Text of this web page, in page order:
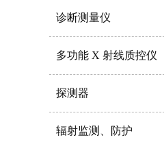
诊断测量仪
多功能 X 射线质控仪
探测器
辐射监测、防护